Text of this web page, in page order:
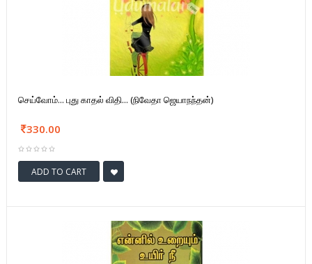
செய்வோம்... புது காதல் விதி... (நிவேதா ஜெயாநந்தன்)
330.00
ADD TO CART